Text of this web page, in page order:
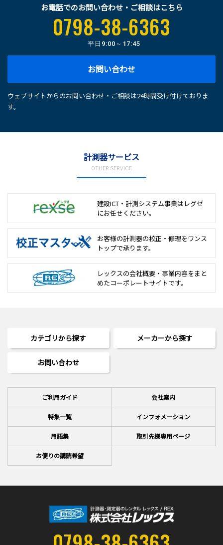
お電話でのお問い合わせ・ご相談はこちら
0798-38-6363
平日 9:00～17:45
お問い合わせ
ウェブサイトからのお問い合わせ・ご相談は24時間受け付けておりま
す。
計測器サービス
OTHER SERVICE
建設ICT・計測システム事業は レグゼ
にお任せください。
お客様の計測器の校正・修理をワンス
トップで承ります。
レックスの会社概要・事業内容をまと
めたコーポレートサイトです。
カテゴリから探す メーカーから探す
お問い合わせ
ご利用ガイド 会社案内
特集一覧 インフォメーション
用語集 取引先様専用ページ
お便りの講読希望